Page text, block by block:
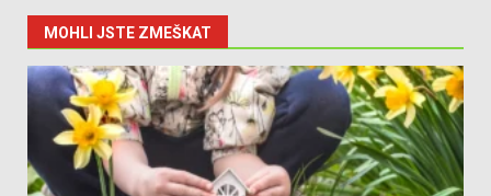
MOHLI JSTE ZMEŠKAT